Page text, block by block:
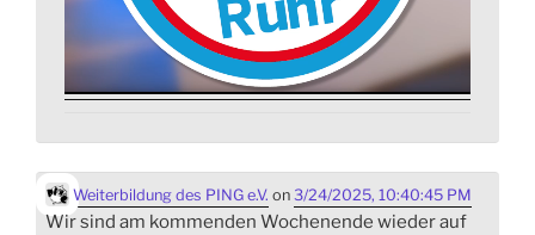
Weiterbildung des PING e.V. on 3/24/2025, 10:40:45 PM
Wir sind am kommenden Wochenende wieder auf